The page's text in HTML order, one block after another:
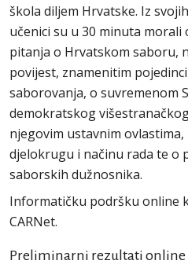
škola diljem Hrvatske. Iz
učenici su u 30 minuta
pitanja o Hrvatskom saboru,
povijest, znamenitim
saborovanja, o suvremenom
demokratskog
njegovim ustavnim
djelokrugu i načinu rada te o
saborskih dužnosnika.
Informatičku podršku online
CARNet.
Preliminarni rezultati online